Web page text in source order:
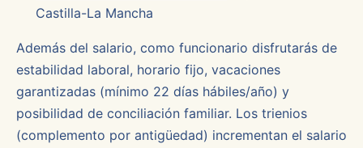
Castilla-La Mancha
Además del salario, como funcionario disfrutarás de
estabilidad laboral, horario fijo, vacaciones
garantizadas (mínimo 22 días hábiles/año) y
posibilidad de conciliación familiar. Los trienios
(complemento por antigüedad) incrementan el salario